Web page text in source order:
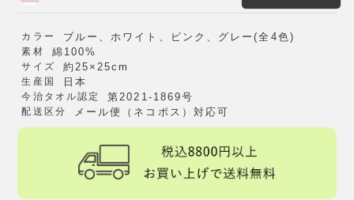
カラー ブルー、ホワイト、ピンク、グレー(全4色)
素材 綿100%
サイズ 約25×25cm
生産国 日本
今治タオル認定 第2021-1869号
配送区分 メール便（ネコポス）対応可